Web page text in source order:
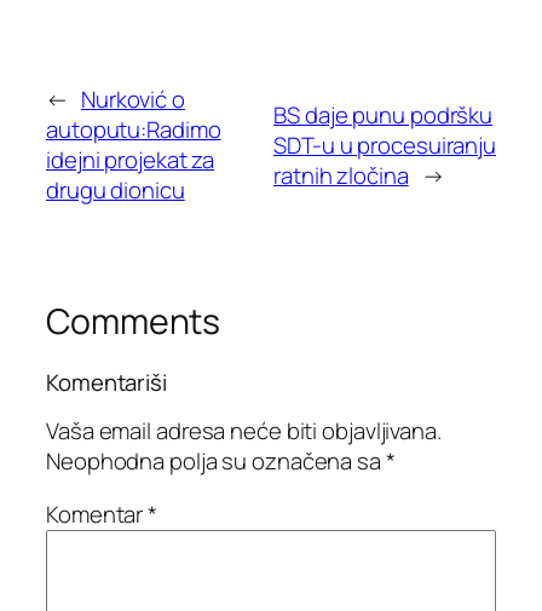
← Nurković o
autoputu:Radimo
idejni projekat za
drugu dionicu
BS daje punu podršku
SDT-u u procesuiranju
ratnih zločina →
Comments
Komentariši
Vaša email adresa neće biti objavljivana.
Neophodna polja su označena sa*
Komentar*